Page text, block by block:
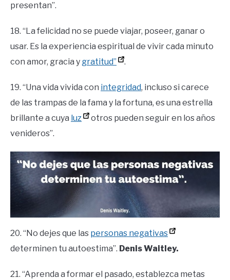
presentan”.
18. “La felicidad no se puede viajar, poseer, ganar o
usar. Es la experiencia espiritual de vivir cada minuto
con amor, gracia y gratitud” .
19. “Una vida vivida con integridad, incluso si carece
de las trampas de la fama y la fortuna, es una estrella
brillante a cuya luz
otros pueden seguir en los años
venideros”.
20. “No dejes que las personas negativas
determinen tu autoestima”. Denis Waitley.
21. “Aprenda a formar el pasado, establezca metas